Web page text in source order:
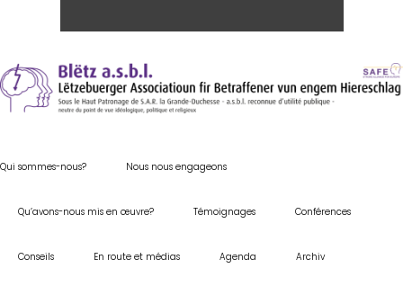
Qui sommes-nous? Nous nous engageons
Qu’avons-nous mis en œuvre? Témoignages Conférences
Conseils En route et médias Agenda Archiv